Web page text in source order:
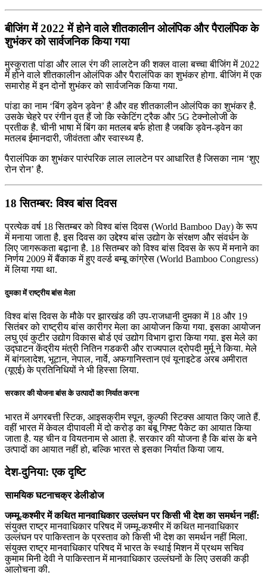
बीजिंग में 2022 में होने वाले शीतकालीन ओलंपिक और पैरालंपिक के
शुभंकर को सार्वजनिक किया गया
मुस्कुराता पांडा और लाल रंग की लालटेन की शक्ल वाला बच्चा बीजिंग में 2022
में होने वाले शीतकालीन ओलंपिक और पैरालंपिक का शुभंकर होगा. बीजिंग में एक
समारोह में इन दोनों शुभंकर को सार्वजनिक किया गया.
पांडा का नाम ‘बिंग ड्वेन ड्वेन’ है और वह शीतकालीन ओलंपिक का शुभंकर है.
उसके चेहरे पर रंगीन वृत हैं जो कि स्केटिंग ट्रैक और 5G टेक्नोलोजी के
प्रतीक है. चीनी भाषा में बिंग का मतलब बर्फ होता है जबकि ड्वेन-ड्वेन का
मतलब ईमानदारी, जीवंतता और स्वास्थ्य है.
पैरालंपिक का शुभंकर पारंपरिक लाल लालटेन पर आधारित है जिसका नाम ‘शुए
रोन रोन’ है.
18 सितम्बर: विश्व बांस दिवस
प्रत्येक वर्ष 18 सितम्बर को विश्व बांस दिवस (World Bamboo Day) के रूप
में मनाया जाता है. इस दिवस का उद्देश्य बांस उद्योग के संरक्षण और संवर्धन के
लिए जागरूकता बढ़ाना है. 18 सितम्बर को विश्व बांस दिवस के रूप में मनाने का
निर्णय 2009 में बैंकाक में हुए वर्ल्ड बम्बू कांग्रेस (World Bamboo Congress)
में लिया गया था.
दुमका में राष्ट्रीय बांस मेला
विश्व बांस दिवस के मौके पर झारखंड की उप-राजधानी दुमका में 18 और 19
सितंबर को राष्ट्रीय बांस कारीगर मेला का आयोजन किया गया. इसका आयोजन
लघु एवं कुटीर उद्योग विकास बोर्ड एवं उद्योग विभाग द्वारा किया गया. इस मेले का
उद्घाटन केंद्रीय मंत्री नितिन गडकरी और राज्यपाल द्रोपदी मुर्मू ने किया. मेले
में बांगलादेश, भूटान, नेपाल, नार्वे, अफगानिस्तान एवं यूनाइटेड अरब अमीरात
(यूएई) के प्रतिनिधियों ने भी हिस्सा लिया.
सरकार की योजना बांस के उत्पादों का निर्यात करना
भारत में अगरबत्ती स्टिक, आइसक्रीम स्पून, कुल्फी स्टिक्स आयात किए जाते हैं.
वहीं भारत में केवल दीपावली में दो करोड़ का बंबू गिफ्ट पैकेट का आयात किया
जाता है. यह चीन व वियतनाम से आता है. सरकार की योजना है कि बांस के बने
उत्पादों का आयात नहीं हो, बल्कि भारत से इसका निर्यात किया जाय.
देश-दुनिया: एक दृष्टि
सामयिक घटनाचक्र डेलीडोज
जम्‍मू-कश्‍मीर में कथित मानवाधिकार उल्‍लंघन पर किसी भी देश का समर्थन नहीं:
संयुक्‍त राष्‍ट्र मानवाधिकार परिषद में जम्‍मू-कश्‍मीर में कथित मानवाधिकार
उल्‍लंघन पर पाकिस्‍तान के प्रस्‍ताव को किसी भी देश का समर्थन नहीं मिला.
संयुक्‍त राष्‍ट्र मानवाधिकार परिषद में भारत के स्‍थाई मिशन में प्रथम सचिव
कुमाम मिनी देवी ने पाकिस्‍तान में मानवाधिकार उल्‍लंघनों के लिए उसकी कड़ी
आलोचना की.